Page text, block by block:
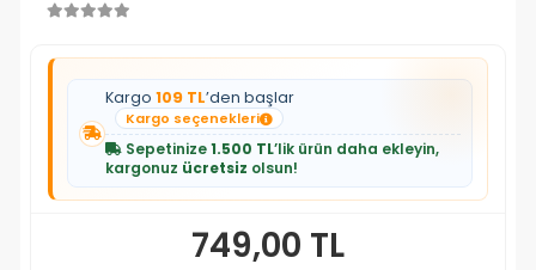
Kargo 109 TL’den başlar
Kargo seçenekleri
Sepetinize1.500 TL’lik ürün daha ekleyin,
kargonuz ücretsiz olsun!
749,00 TL